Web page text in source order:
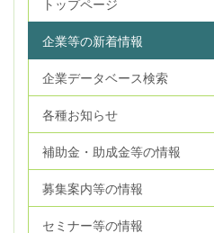
トップページ
企業等の新着情報
企業データベース検索
各種お知らせ
補助金・助成金等の情報
募集案内等の情報
セミナー等の情報